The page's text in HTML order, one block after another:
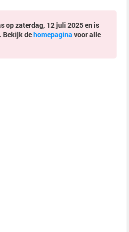
op zaterdag, 12 juli 2025 en is
Bekijk dehomepagina voor alle